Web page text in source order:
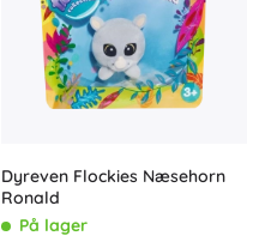
Dyreven Flockies Næsehorn
Ronald
På lager